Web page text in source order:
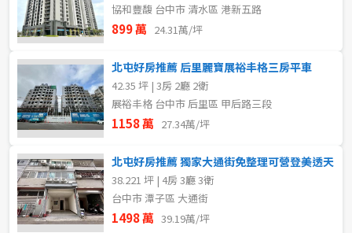
協和豐馥 台中市 清水區 港新五路
899 萬 24.31萬/坪
北屯好房推薦 后里麗寶展裕丰格三房平車
42.35 坪 | 3房 2廳 2衛
展裕丰格 台中市 后里區 甲后路三段
1158 萬 27.34萬/坪
北屯好房推薦 獨家大通街免整理可營登美透天
38.221 坪 | 4房 3廳 3衛
台中市 潭子區 大通街
1498 萬 39.19萬/坪